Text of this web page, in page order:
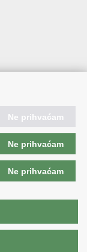
prava
Ne prihvaćam
Ne prihvaćam
Ne prihvaćam